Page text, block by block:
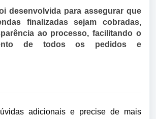
desenvolvida para assegurar que
finalizadas sejam cobradas,
ao processo, facilitando o
de todos os pedidos e
adicionais e precise de mais